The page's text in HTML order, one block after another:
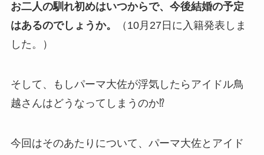
お二人の馴れ初めはいつからで、今後結婚の予定
はあるのでしょうか。
（10月27日に入籍発表しま
した。）
そして、もしパーマ大佐が浮気したらアイドル鳥
越さんはどうなってしまうのか⁉
今回はそのあたりについて、パーマ大佐とアイド